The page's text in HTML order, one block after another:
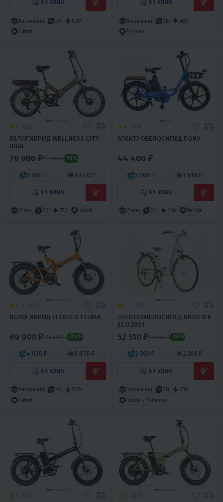
В 1 КЛИК
Алюминий 20
500
Китай
В 1 КЛИК
Алюминий 26
500
Россия
ВЕЛОГИБРИД WELLNESS CITY
DUAL
79 900 ₽91 840 ₽ -13%
3 600 ₽ 3 440 ₽
В 1 КЛИК
Сталь 20 750 Китай
ЭЛЕКТРОВЕЛОСИПЕД PONY
44 400 ₽
2 000 ₽ 1 910 ₽
В 1 КЛИК
Сталь 20 250 Китай
ВЕЛОГИБРИД ELTRECO TT MAX
89 900 ₽118 290 ₽ -24%
4 050 ₽ 3 870 ₽
В 1 КЛИК
Алюминий 20
500
Китай
ЭЛЕКТРОВЕЛОСИПЕД KROSTEK
ECO 2801
52 510 ₽64 040 ₽ -18%
2 360 ₽ 2 260 ₽
В 1 КЛИК
Алюминий 28
350
Китай / Тайвань